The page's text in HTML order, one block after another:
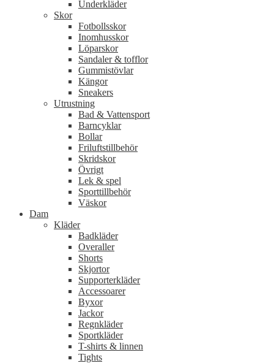
Underkläder
Skor
Fotbollsskor
Inomhusskor
Löparskor
Sandaler & tofflor
Gummistövlar
Kängor
Sneakers
Utrustning
Bad & Vattensport
Barncyklar
Bollar
Friluftstillbehör
Skridskor
Övrigt
Lek & spel
Sporttillbehör
Väskor
Dam
Kläder
Badkläder
Overaller
Shorts
Skjortor
Supporterkläder
Accessoarer
Byxor
Jackor
Regnkläder
Sportkläder
T-shirts & linnen
Tights